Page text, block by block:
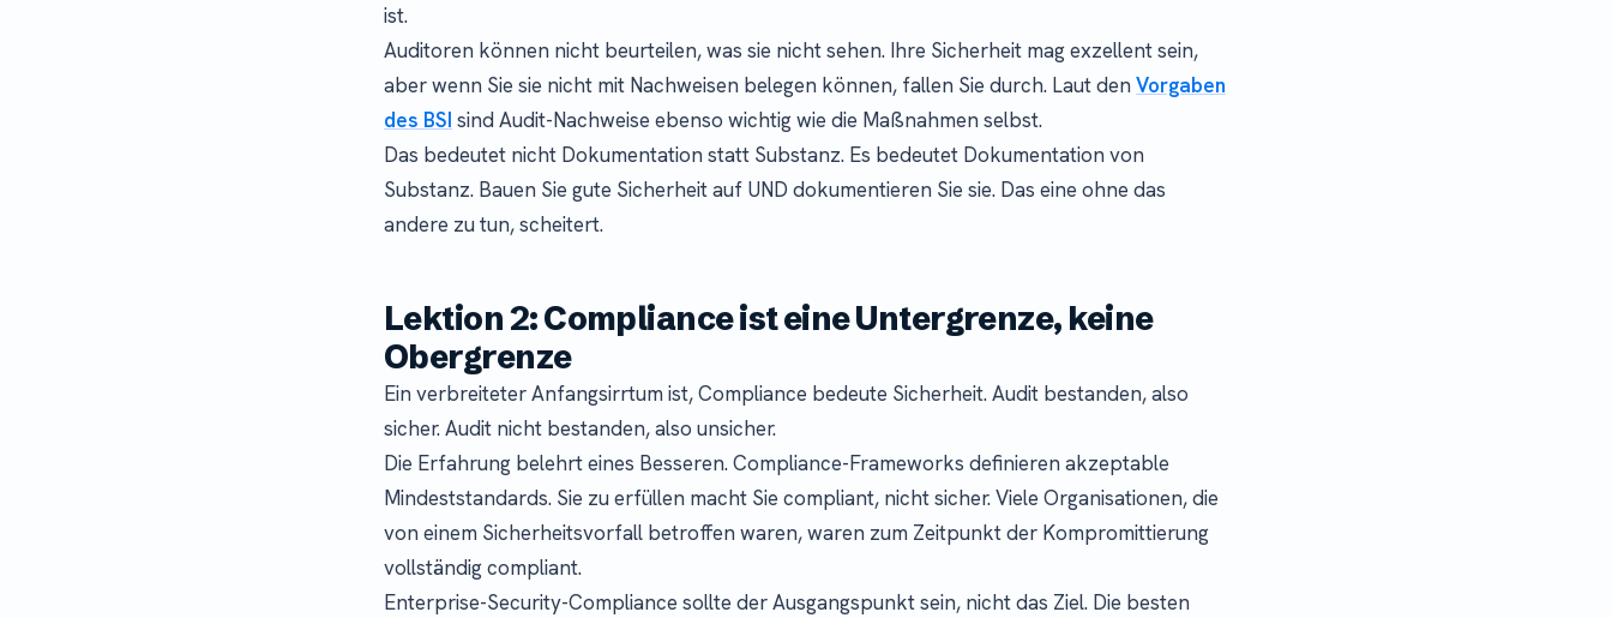
ist.
Auditoren können nicht beurteilen, was sie nicht sehen. Ihre Sicherheit mag exzellent sein,
aber wenn Sie sie nicht mit Nachweisen belegen können, fallen Sie durch. Laut den Vorgaben
des BSI sind Audit-Nachweise ebenso wichtig wie die Maßnahmen selbst.
Das bedeutet nicht Dokumentation statt Substanz. Es bedeutet Dokumentation von
Substanz. Bauen Sie gute Sicherheit auf UND dokumentieren Sie sie. Das eine ohne das
andere zu tun, scheitert.
Lektion 2: Compliance ist eine Untergrenze, keine
Obergrenze
Ein verbreiteter Anfangsirrtum ist, Compliance bedeute Sicherheit. Audit bestanden, also
sicher. Audit nicht bestanden, also unsicher.
Die Erfahrung belehrt eines Besseren. Compliance-Frameworks definieren akzeptable
Mindeststandards. Sie zu erfüllen macht Sie compliant, nicht sicher. Viele Organisationen, die
von einem Sicherheitsvorfall betroffen waren, waren zum Zeitpunkt der Kompromittierung
vollständig compliant.
Enterprise-Security-Compliance sollte der Ausgangspunkt sein, nicht das Ziel. Die besten